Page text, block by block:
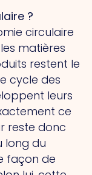
?
circulaire
matières
restent le
cycle des
leurs
ce
reste donc
long du
façon de